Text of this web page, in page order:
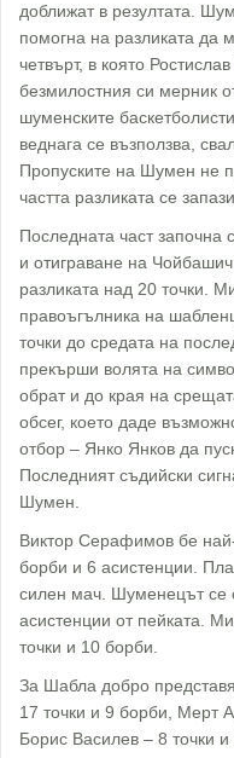
доближат в резултата.
помогна на разликата да
четвърт, в която
безмилостния си мерник
шуменските
веднага се възползва,
Пропуските на Шумен не
частта разликата се
Последната част
и отиграване на
разликата над 20 точки.
правоъгълника на
точки до средата на
прекърши волята на
обрат и до края на
обсег, което даде
отбор – Янко Янков да
Последният съдийски
Шумен.
Виктор Серафимов бе
борби и 6 асистенции.
силен мач. Шуменецът се
асистенции от пейката.
точки и 10 борби.
За Шабла добро
17 точки и 9 борби, Мерт
Борис Василев – 8 точки